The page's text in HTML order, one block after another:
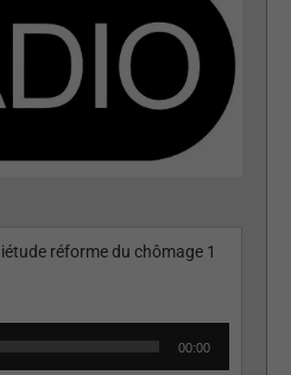
réforme du chômage 1
00:00